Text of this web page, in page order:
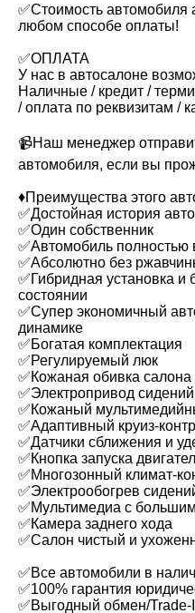
✅Стоимость автомобиля
любом способе оплаты!
✅ОПЛАТА
У нас в автосалоне
Наличные / кредит /
/ оплата по реквизитам /
📹Наш менеджер
автомобиля, если вы
♦️Преимущества этого
✅Достойная история
✅Один собственник
✅Автомобиль полностью
✅Абсолютно без
✅Гибридная установка и
состоянии
✅Супер экономичный
динамике
✅Богатая комплектация
✅Регулируемый люк
✅Кожаная обивка салона
✅Электропривод сидений
✅Кожаный
✅Адаптивный круиз-
✅Датчики сближения и
✅Кнопка запуска
✅Многозонный климат-
✅Электрообогрев
✅Мультимедиа с
✅Камера заднего хода
✅Салон чистый и
✅Все автомобили в
✅100% гарантия
✅Выгодный обмен/Trade-